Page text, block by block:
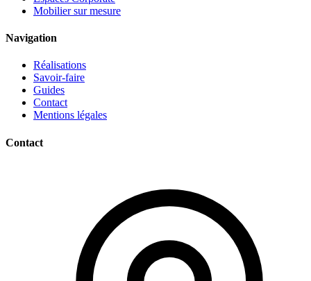
Mobilier sur mesure
Navigation
Réalisations
Savoir-faire
Guides
Contact
Mentions légales
Contact